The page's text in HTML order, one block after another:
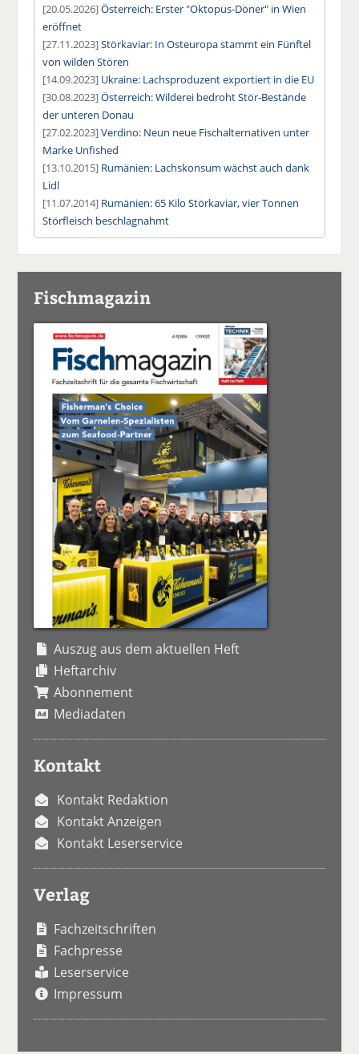
[20.05.2026]Österreich: Erster "Oktopus-Döner" in Wien
eröffnet
[27.11.2023]Störkaviar: In Osteuropa stammt ein Fünftel
von wilden Stören
[14.09.2023] Ukraine: Lachsproduzent exportiert in die EU
[30.08.2023]Österreich: Wilderei bedroht Stör-Bestände
der unteren Donau
[27.02.2023]Verdino: Neun neue Fischalternativen unter
Marke Unfished
[13.10.2015] Rumänien: Lachskonsum wächst auch dank
Lidl
[11.07.2014] Rumänien: 65 Kilo Störkaviar, vier Tonnen
Störfleisch beschlagnahmt
Fischmagazin
Auszug aus dem aktuellen Heft
Heftarchiv
Abonnement
Mediadaten
Kontakt
Kontakt Redaktion
Kontakt Anzeigen
Kontakt Leserservice
Verlag
Fachzeitschriften
Fachpresse
Leserservice
Impressum